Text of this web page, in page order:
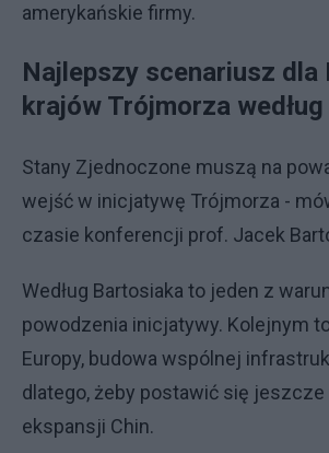
amerykańskie firmy.
Najlepszy scenariusz dla
krajów Trójmorza
Stany Zjednoczone muszą na
wejść w inicjatywę Trójmorza -
czasie konferencji prof. Jacek
Według Bartosiaka to jeden z
powodzenia inicjatywy. Kolejnym
Europy, budowa wspólnej
dlatego, żeby postawić się
ekspansji Chin.